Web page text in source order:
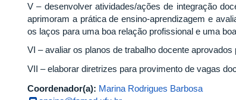
V – desenvolver atividades/ações de integração
aprimoram a prática de ensino-aprendizagem e
os laços para uma boa relação profissional e uma
VI – avaliar os planos de trabalho docente
VII – elaborar diretrizes para provimento de vagas
Coordenador(a): Marina Rodrigues Barbosa